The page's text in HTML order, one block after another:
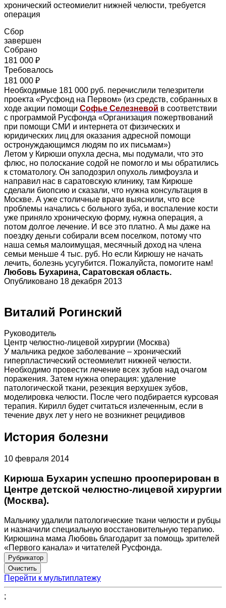
хронический остеомиелит нижней челюсти, требуется
операция
Сбор
завершен
Собрано
181 000 ₽
Требовалось
181 000 ₽
Необходимые 181 000 руб. перечислили телезрители
проекта «Русфонд на Первом» (из средств, собранных в
ходе акции помощи Софье Селезневой в соответствии
с программой Русфонда «Организация пожертвований
при помощи СМИ и интернета от физических и
юридических лиц для оказания адресной помощи
остронуждающимся людям по их письмам»)
Летом у Кирюши опухла десна, мы подумали, что это
флюс, но полоскание содой не помогло и мы обратились
к стоматологу. Он заподозрил опухоль лимфоузла и
направил нас в саратовскую клинику, там Кирюше
сделали биопсию и сказали, что нужна консультация в
Москве. А уже столичные врачи выяснили, что все
проблемы начались с больного зуба, и воспаление кости
уже приняло хроническую форму, нужна операция, а
потом долгое лечение. И все это платно. А мы даже на
поездку деньги собирали всем поселком, потому что
наша семья малоимущая, месячный доход на члена
семьи меньше 4 тыс. руб. Но если Кирюшу не начать
лечить, болезнь усугубится. Пожалуйста, помогите нам!
Любовь Бухарина, Саратовская область.
Опубликовано 18 декабря 2013
Виталий Рогинский
Руководитель
Центр челюстно-лицевой хирургии (Москва)
У мальчика редкое заболевание – хронический
гиперпластический остеомиелит нижней челюсти.
Необходимо провести лечение всех зубов над очагом
поражения. Затем нужна операция: удаление
патологической ткани, резекция верхушек зубов,
моделировка челюсти. После чего подбирается курсовая
терапия. Кирилл будет считаться излеченным, если в
течение двух лет у него не возникнет рецидивов
История болезни
10 февраля 2014
Кирюша Бухарин успешно прооперирован в
Центре детской челюстно-лицевой хирургии
(Москва).
Мальчику удалили патологические ткани челюсти и рубцы
и назначили специальную восстановительную терапию.
Кирюшина мама Любовь благодарит за помощь зрителей
«Первого канала» и читателей Русфонда.
Рубрикатор
Перейти к мультиплатежу
;